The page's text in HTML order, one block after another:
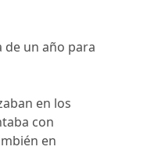
de un año para
en los
con
en